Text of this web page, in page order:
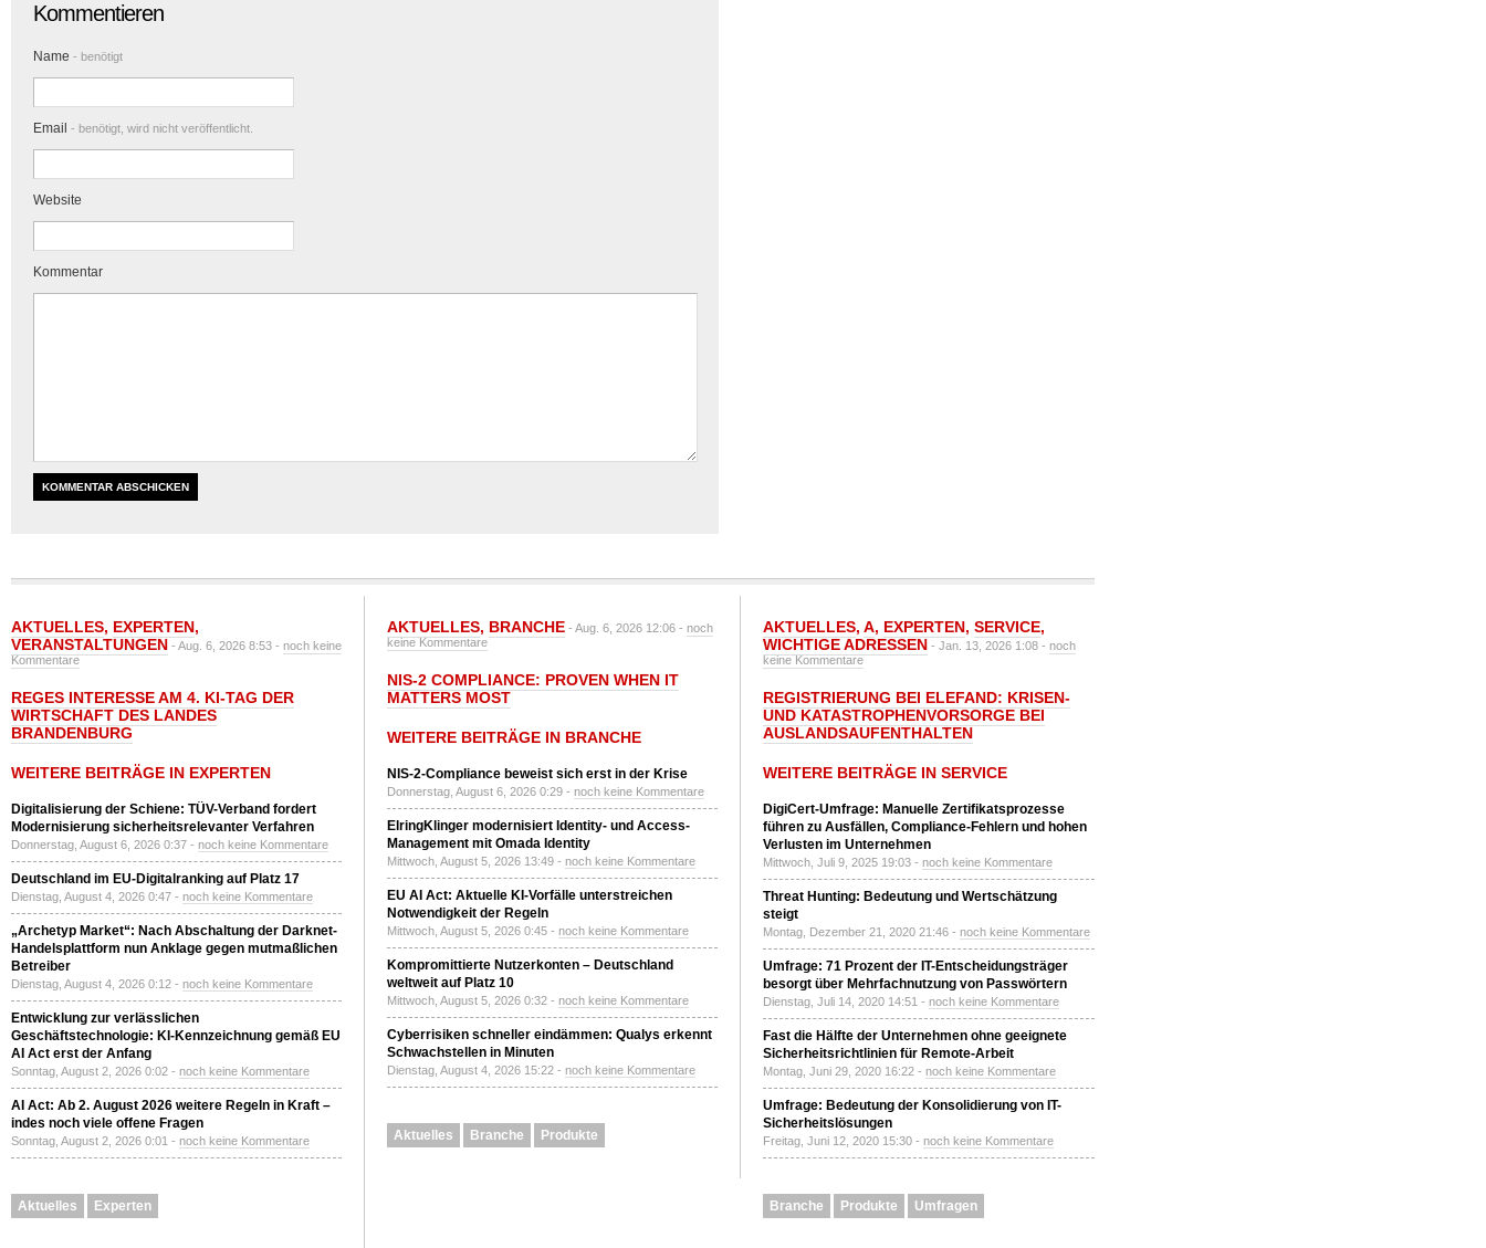
Kommentieren
Name - benötigt
Email - benötigt, wird nicht veröffentlicht.
Website
Kommentar
AKTUELLES, EXPERTEN,
VERANSTALTUNGEN - Aug. 6, 2026 8:53 - noch keine
Kommentare
REGES INTERESSE AM 4. KI-TAG DER
WIRTSCHAFT DES LANDES
BRANDENBURG
WEITERE BEITRÄGE IN EXPERTEN
Digitalisierung der Schiene: TÜV-Verband fordert
Modernisierung sicherheitsrelevanter Verfahren
Donnerstag, August 6, 2026 0:37 - noch keine Kommentare
Deutschland im EU-Digitalranking auf Platz 17
Dienstag, August 4, 2026 0:47 - noch keine Kommentare
„Archetyp Market“: Nach Abschaltung der Darknet-
Handelsplattform nun Anklage gegen mutmaßlichen
Betreiber
Dienstag, August 4, 2026 0:12 - noch keine Kommentare
Entwicklung zur verlässlichen
Geschäftstechnologie: KI-Kennzeichnung gemäß EU
AI Act erst der Anfang
Sonntag, August 2, 2026 0:02 - noch keine Kommentare
AI Act: Ab 2. August 2026 weitere Regeln in Kraft –
indes noch viele offene Fragen
Sonntag, August 2, 2026 0:01 - noch keine Kommentare
Aktuelles Experten
AKTUELLES, BRANCHE - Aug. 6, 2026 12:06 - noch
keine Kommentare
NIS-2 COMPLIANCE: PROVEN WHEN IT
MATTERS MOST
WEITERE BEITRÄGE IN BRANCHE
NIS-2-Compliance beweist sich erst in der Krise
Donnerstag, August 6, 2026 0:29 - noch keine Kommentare
ElringKlinger modernisiert Identity- und Access-
Management mit Omada Identity
Mittwoch, August 5, 2026 13:49 - noch keine Kommentare
EU AI Act: Aktuelle KI-Vorfälle unterstreichen
Notwendigkeit der Regeln
Mittwoch, August 5, 2026 0:45 - noch keine Kommentare
Kompromittierte Nutzerkonten – Deutschland
weltweit auf Platz 10
Mittwoch, August 5, 2026 0:32 - noch keine Kommentare
Cyberrisiken schneller eindämmen: Qualys erkennt
Schwachstellen in Minuten
Dienstag, August 4, 2026 15:22 - noch keine Kommentare
Aktuelles Branche Produkte
AKTUELLES, A, EXPERTEN, SERVICE,
WICHTIGE ADRESSEN - Jan. 13, 2026 1:08 - noch
keine Kommentare
REGISTRIERUNG BEI ELEFAND: KRISEN-
UND KATASTROPHENVORSORGE BEI
AUSLANDSAUFENTHALTEN
WEITERE BEITRÄGE IN SERVICE
DigiCert-Umfrage: Manuelle Zertifikatsprozesse
führen zu Ausfällen, Compliance-Fehlern und hohen
Verlusten im Unternehmen
Mittwoch, Juli 9, 2025 19:03 - noch keine Kommentare
Threat Hunting: Bedeutung und Wertschätzung
steigt
Montag, Dezember 21, 2020 21:46 - noch keine Kommentare
Umfrage: 71 Prozent der IT-Entscheidungsträger
besorgt über Mehrfachnutzung von Passwörtern
Dienstag, Juli 14, 2020 14:51 - noch keine Kommentare
Fast die Hälfte der Unternehmen ohne geeignete
Sicherheitsrichtlinien für Remote-Arbeit
Montag, Juni 29, 2020 16:22 - noch keine Kommentare
Umfrage: Bedeutung der Konsolidierung von IT-
Sicherheitslösungen
Freitag, Juni 12, 2020 15:30 - noch keine Kommentare
Branche Produkte Umfragen